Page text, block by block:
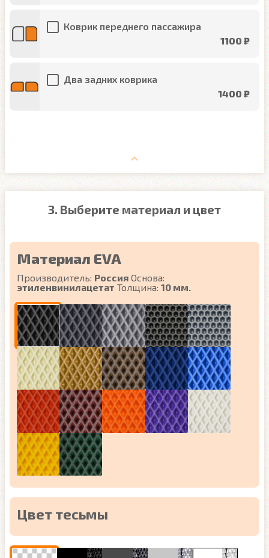
Коврик переднего пассажира
1100 ₽
Два задних коврика
1400 ₽
3. Выберите материал и цвет
Материал EVA
Производитель: Россия Основа:
этиленвинилацетат Толщина: 10 мм.
Цвет тесьмы